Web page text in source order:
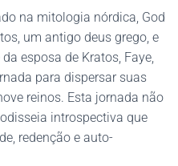
na mitologia nórdica, God
um antigo deus grego, e
esposa de Kratos, Faye,
para dispersar suas
reinos. Esta jornada não
introspectiva que
redenção e auto-